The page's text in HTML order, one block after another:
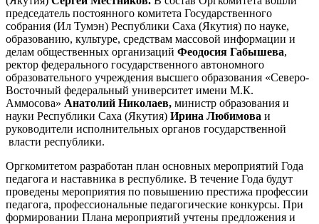
председатель постоянного комитета Государственного
собрания (Ил Тумэн) Республики Саха (Якутия) по науке,
образованию, культуре, средствам массовой информации и
делам общественных организаций Феодосия Габышева,
ректор федерального государственного автономного
образовательного учреждения высшего образования «Северо-
Восточный федеральный университет имени М.К.
Аммосова» Анатолий Николаев, министр образования и
науки Республики Саха (Якутия) Ирина Любимова и
руководители исполнительных органов государственной
власти республики.
Оргкомитетом разработан план основных мероприятий Года
педагога и наставника в республике. В течение Года будут
проведены мероприятия по повышению престижа профессии
педагога, профессиональные педагогические конкурсы. При
формировании Плана мероприятий учтены предложения и